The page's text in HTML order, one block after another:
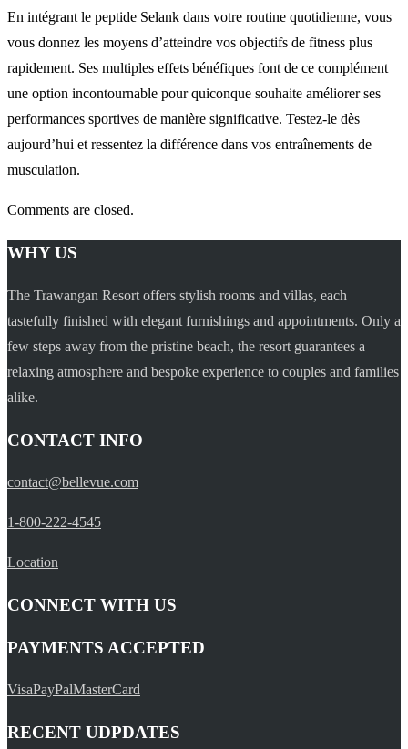
En intégrant le peptide Selank dans votre routine quotidienne, vous
vous donnez les moyens d’atteindre vos objectifs de fitness plus
rapidement. Ses multiples effets bénéfiques font de ce complément
une option incontournable pour quiconque souhaite améliorer ses
performances sportives de manière significative. Testez-le dès
aujourd’hui et ressentez la différence dans vos entraînements de
musculation.
Comments are closed.
WHY US
The Trawangan Resort offers stylish rooms and villas, each
tastefully finished with elegant furnishings and appointments. Only a
few steps away from the pristine beach, the resort guarantees a
relaxing atmosphere and bespoke experience to couples and families
alike.
CONTACT INFO
contact@bellevue.com
1-800-222-4545
Location
CONNECT WITH US
PAYMENTS ACCEPTED
VisaPayPalMasterCard
RECENT UDPDATES